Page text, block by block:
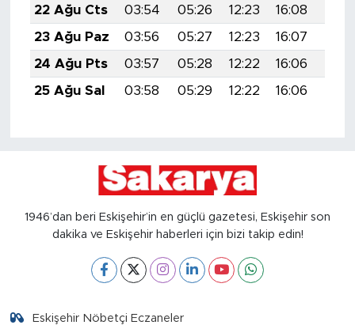
22 Ağu Cts
03:54 05:26 12:23 16:08
23 Ağu Paz
03:56 05:27 12:23 16:07
24 Ağu Pts
03:57 05:28 12:22 16:06
25 Ağu Sal
03:58 05:29 12:22 16:06
1946’dan beri Eskişehir’in en güçlü gazetesi, Eskişehir son
dakika ve Eskişehir haberleri için bizi takip edin!
Eskişehir Nöbetçi Eczaneler